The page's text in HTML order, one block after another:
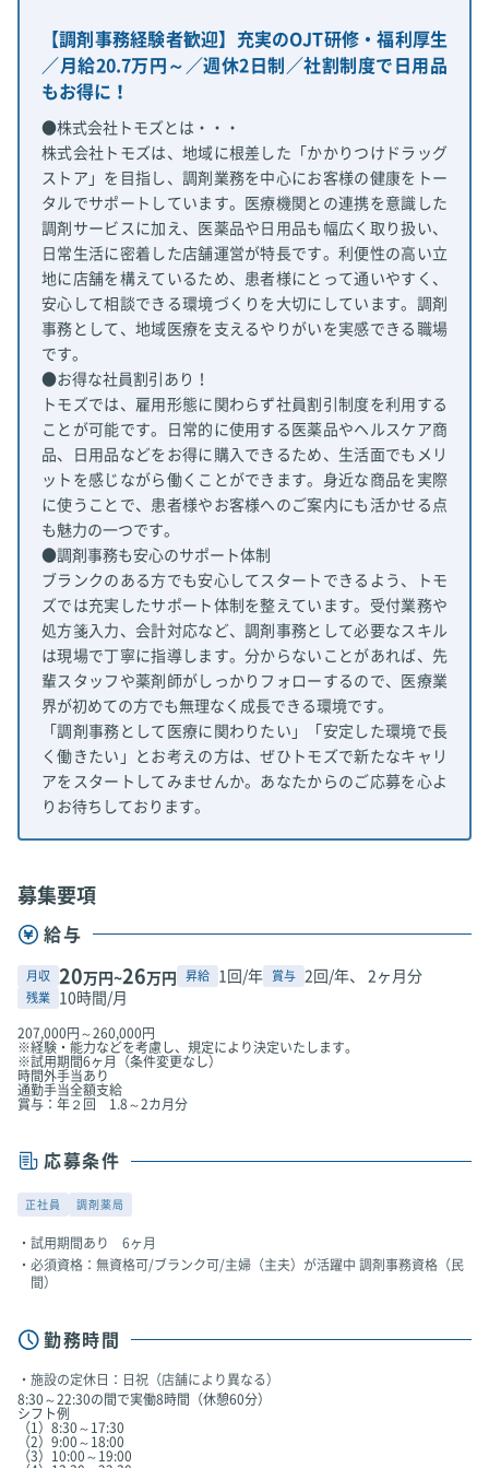
【調剤事務経験者歓迎】充実のOJT研修・福利厚生
／月給20.7万円～／週休2日制／社割制度で日用品
もお得に！
●株式会社トモズとは・・・
株式会社トモズは、地域に根差した「かかりつけドラッグ
ストア」を目指し、調剤業務を中心にお客様の健康をトー
タルでサポートしています。医療機関との連携を意識した
調剤サービスに加え、医薬品や日用品も幅広く取り扱い、
日常生活に密着した店舗運営が特長です。利便性の高い立
地に店舗を構えているため、患者様にとって通いやすく、
安心して相談できる環境づくりを大切にしています。調剤
事務として、地域医療を支えるやりがいを実感できる職場
です。
●お得な社員割引あり！
トモズでは、雇用形態に関わらず社員割引制度を利用する
ことが可能です。日常的に使用する医薬品やヘルスケア商
品、日用品などをお得に購入できるため、生活面でもメリ
ットを感じながら働くことができます。身近な商品を実際
に使うことで、患者様やお客様へのご案内にも活かせる点
も魅力の一つです。
●調剤事務も安心のサポート体制
ブランクのある方でも安心してスタートできるよう、トモ
ズでは充実したサポート体制を整えています。受付業務や
処方箋入力、会計対応など、調剤事務として必要なスキル
は現場で丁寧に指導します。分からないことがあれば、先
輩スタッフや薬剤師がしっかりフォローするので、医療業
界が初めての方でも無理なく成長できる環境です。
「調剤事務として医療に関わりたい」「安定した環境で長
く働きたい」とお考えの方は、ぜひトモズで新たなキャリ
アをスタートしてみませんか。あなたからのご応募を心よ
りお待ちしております。
募集要項
給与
月収 20万円~26万円 昇給 1回/年 賞与 2回/年、 2ヶ月分
残業 10時間/月
207,000円～260,000円
※経験・能力などを考慮し、規定により決定いたします。
※試用期間6ヶ月（条件変更なし）
時間外手当あり
通勤手当全額支給
賞与：年２回 1.8～2カ月分
応募条件
正社員 調剤薬局
試用期間あり 6ヶ月
必須資格：無資格可/ブランク可/主婦（主夫）が活躍中 調剤事務資格（民
間）
勤務時間
施設の定休日：日祝（店舗により異なる）
8:30～22:30の間で実働8時間（休憩60分）
シフト例
（1）8:30～17:30
（2）9:00～18:00
（3）10:00～19:00